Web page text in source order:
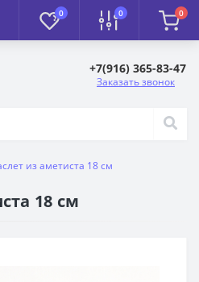
0 0 0
+7(916) 365-83-47
Заказать звонок
из аметиста 18 см
18 см